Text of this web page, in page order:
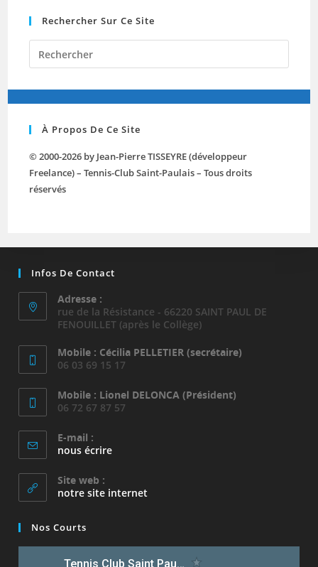
Rechercher Sur Ce Site
close
À Propos De Ce Site
© 2000-2026 by Jean-Pierre TISSEYRE (développeur
Freelance) – Tennis-Club Saint-Paulais – Tous droits
réservés
Infos De Contact
Adresse :
rue de la Résistance - 66220 SAINT PAUL DE
FENOUILLET (après le Collège)
Mobile : Cécilia PELLETIER (secrétaire)
06 03 69 15 17
Mobile : Lionel DELONCA (Président)
06 72 67 87 57
E-mail :
nous écrireS’ouvre
application
Site web :
notre site internet
Nos Courts